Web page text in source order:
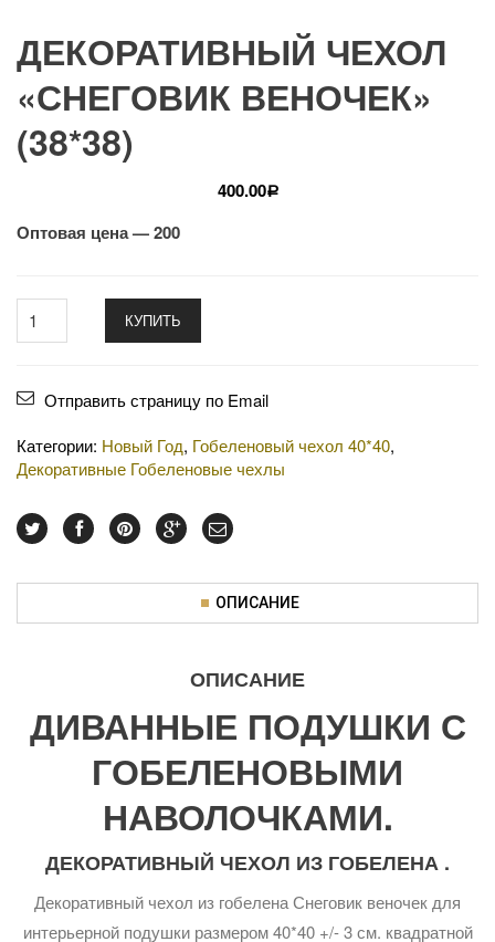
ДЕКОРАТИВНЫЙ ЧЕХОЛ
«СНЕГОВИК ВЕНОЧЕК»
(38*38)
400.00Р
Оптовая цена — 200
КУПИТЬ
Отправить страницу по Email
Категории: Новый Год, Гобеленовый чехол 40*40,
Декоративные Гобеленовые чехлы
ОПИСАНИЕ
ОПИСАНИЕ
ДИВАННЫЕ ПОДУШКИ С
ГОБЕЛЕНОВЫМИ
НАВОЛОЧКАМИ.
ДЕКОРАТИВНЫЙ ЧЕХОЛ ИЗ ГОБЕЛЕНА .
Декоративный чехол из гобелена Снеговик веночек для
интерьерной подушки размером 40*40 +/- 3 см. квадратной